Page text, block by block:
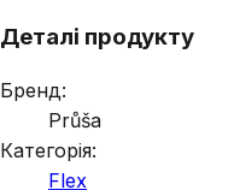
Деталі продукту
Бренд:
Průša
Категорія:
Flex